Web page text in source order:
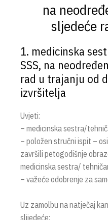
na
sljedeće
1. medicinska
SSS, na
rad u trajanju od
izvršitelja
Uvjeti:
– medicinska sestra/
– položen stručni ispit –
završili petogodišnje
medicinska sestra/
– važeće odobrenje za
Uz zamolbu na natječaj
slijedeće: